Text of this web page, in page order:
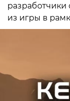
из игры в